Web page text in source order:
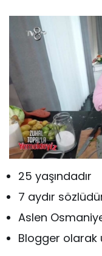
25 yaşındadır
7 aydır
Aslen
Blogger olarak